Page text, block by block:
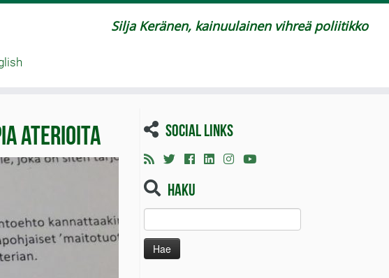
Silja Keränen, kainuulainen vihreä poliitikko
aterioita Social links
Haku